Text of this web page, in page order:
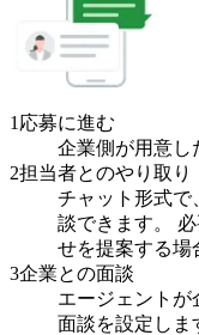
1 応募に進む
企業側が用意し
2担当者とのやり取り
チャット形式で
談できます。
せを提案する場
3企業との面談
エージェントが
面談を設定しま